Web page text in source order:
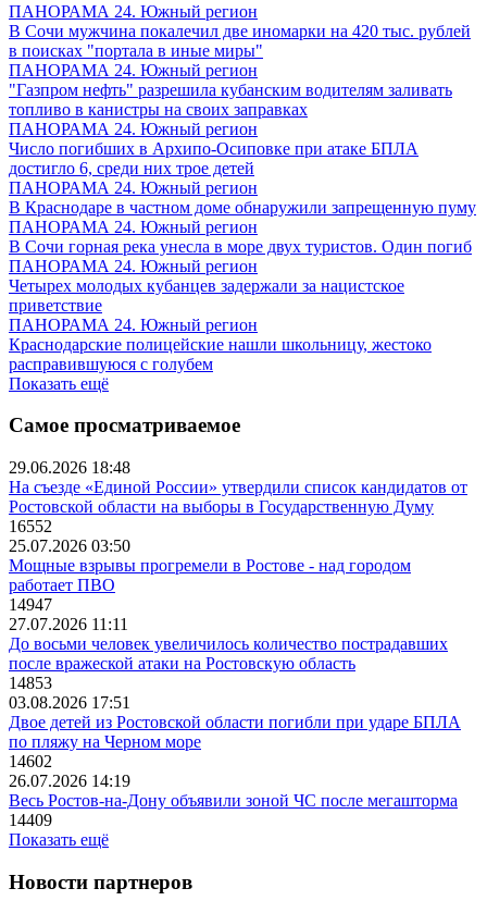
ПАНОРАМА 24. Южный регион
В Сочи мужчина покалечил две иномарки на 420 тыс. рублей
в поисках "портала в иные миры"
ПАНОРАМА 24. Южный регион
"Газпром нефть" разрешила кубанским водителям заливать
топливо в канистры на своих заправках
ПАНОРАМА 24. Южный регион
Число погибших в Архипо-Осиповке при атаке БПЛА
достигло 6, среди них трое детей
ПАНОРАМА 24. Южный регион
В Краснодаре в частном доме обнаружили запрещенную пуму
ПАНОРАМА 24. Южный регион
В Сочи горная река унесла в море двух туристов. Один погиб
ПАНОРАМА 24. Южный регион
Четырех молодых кубанцев задержали за нацистское
приветствие
ПАНОРАМА 24. Южный регион
Краснодарские полицейские нашли школьницу, жестоко
расправившуюся с голубем
Показать ещё
Самое просматриваемое
29.06.2026 18:48
На съезде «Единой России» утвердили список кандидатов от
Ростовской области на выборы в Государственную Думу
16552
25.07.2026 03:50
Мощные взрывы прогремели в Ростове - над городом
работает ПВО
14947
27.07.2026 11:11
До восьми человек увеличилось количество пострадавших
после вражеской атаки на Ростовскую область
14853
03.08.2026 17:51
Двое детей из Ростовской области погибли при ударе БПЛА
по пляжу на Черном море
14602
26.07.2026 14:19
Весь Ростов-на-Дону объявили зоной ЧС после мегашторма
14409
Показать ещё
Новости партнеров